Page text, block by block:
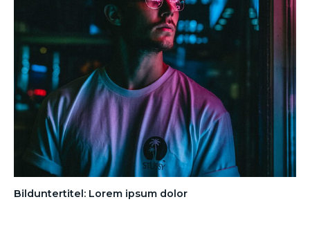
Bilduntertitel: Lorem ipsum dolor